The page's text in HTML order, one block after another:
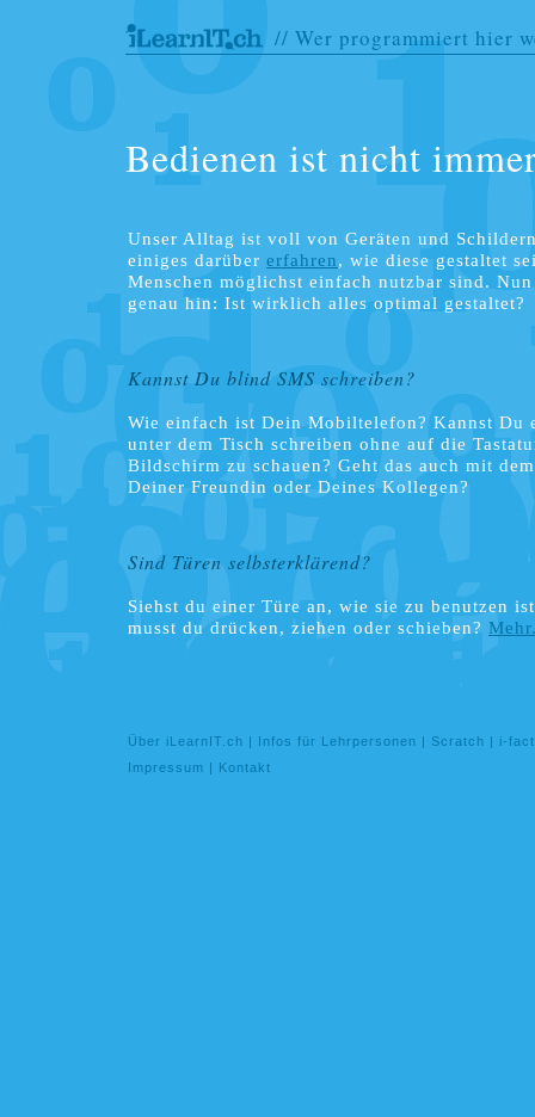
// Wer programmiert hier
Bedienen ist nicht
Unser Alltag ist voll von Geräten und
einiges darüber erfahren, wie diese gestaltet
Menschen möglichst einfach nutzbar sind.
genau hin: Ist wirklich alles optimal gestaltet?
Kannst Du blind SMS schreiben?
Wie einfach ist Dein Mobiltelefon? Kannst Du
unter dem Tisch schreiben ohne auf die
Bildschirm zu schauen? Geht das auch mit
Deiner Freundin oder Deines Kollegen?
Sind Türen selbsterklärend?
Siehst du einer Türe an, wie sie zu benutzen
musst du drücken, ziehen oder schieben?
Über iLearnIT.ch | Infos für Lehrpersonen | Scratch | i-
Impressum | Kontakt